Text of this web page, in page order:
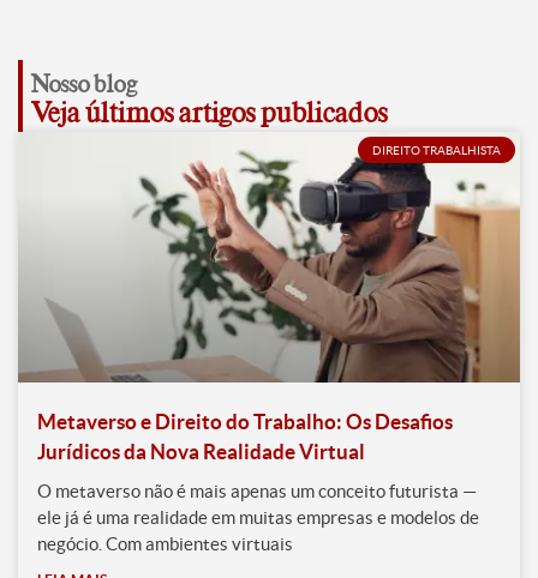
Nosso blog
Veja últimos artigos publicados
DIREITO TRABALHISTA
Metaverso e Direito do Trabalho: Os Desafios
Jurídicos da Nova Realidade Virtual
O metaverso não é mais apenas um conceito futurista —
ele já é uma realidade em muitas empresas e modelos de
negócio. Com ambientes virtuais